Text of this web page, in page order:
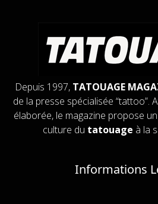
Depuis 1997, TATOUAGE
de la presse spécialisée “tattoo”.
élaborée, le magazine propose
culture du tatouage à la
Informations